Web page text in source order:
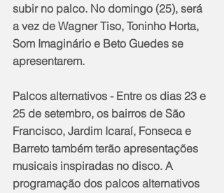
subir no palco. No domingo (25), será
a vez de Wagner Tiso, Toninho Horta,
Som Imaginário e Beto Guedes se
apresentarem.
Palcos alternativos - Entre os dias 23 e
25 de setembro, os bairros de São
Francisco, Jardim Icaraí, Fonseca e
Barreto também terão apresentações
musicais inspiradas no disco. A
programação dos palcos alternativos